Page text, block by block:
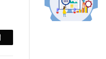
Email